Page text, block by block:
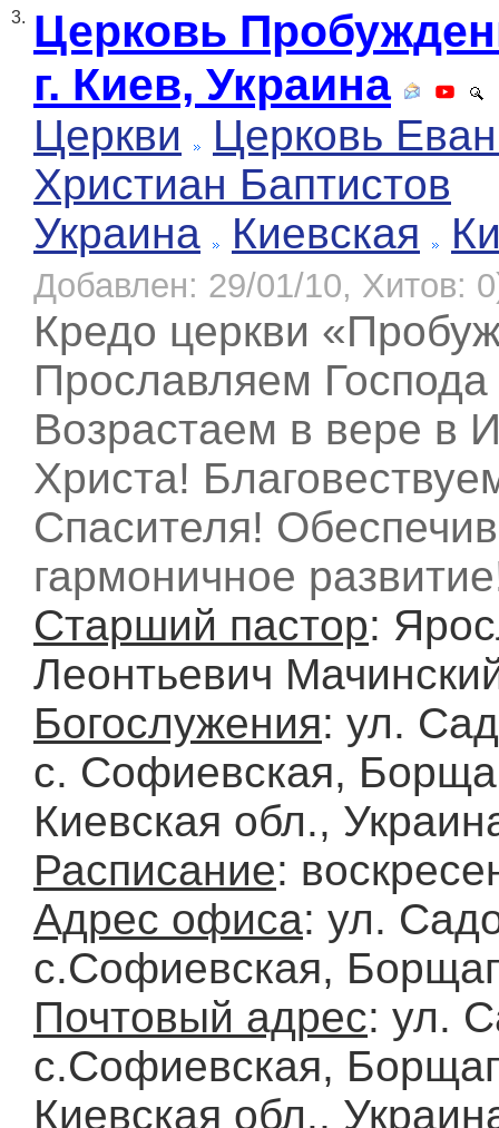
3. Церковь
г. Киев, Украина
Церкви
Церковь
Христиан Баптистов
Украина
Киевская
Добавлен: 29/01/10, Хитов:
Кредо церкви
Прославляем Господа
Возрастаем в вере в
Христа!
Спасителя!
гармоничное
Старший пастор:
Леонтьевич
Богослужения: ул.
с. Софиевская,
Киевская обл.,
Расписание:
Адрес офиса: ул.
с.Софиевская,
Почтовый адрес: ул.
с.Софиевская,
Киевская обл.,